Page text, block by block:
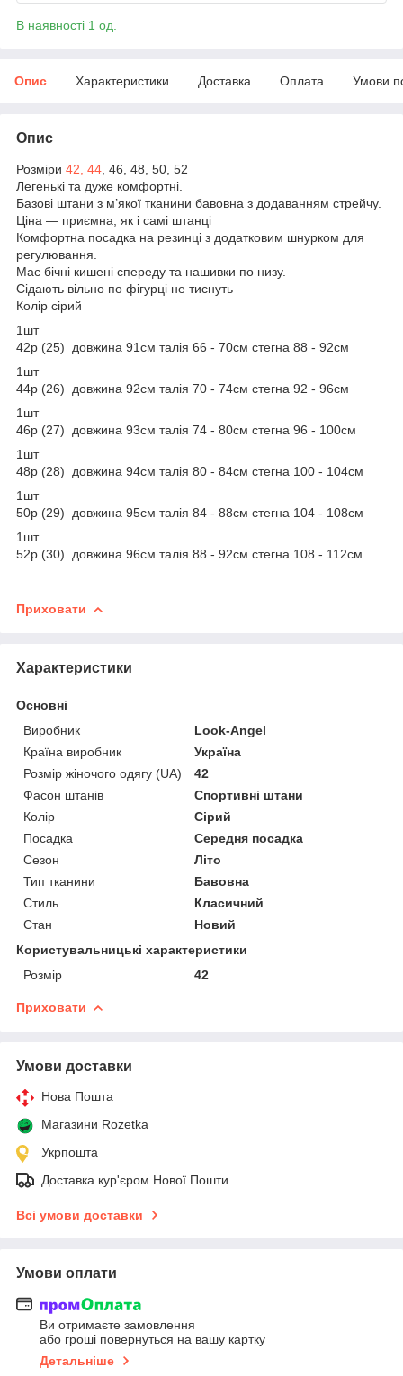
В наявності 1 од.
Опис Характеристики Доставка Оплата Умови
Опис
Розміри 42, 44 , 46, 48, 50, 52
Легенькі та дуже комфортні.
Базові штани з м’якої тканини бавовна з додаванням стрейчу.
Ціна — приємна, як і самі штанці
Комфортна посадка на резинці з додатковим шнурком для
регулювання.
Має бічні кишені спереду та нашивки по низу.
Сідають вільно по фігурці не тиснуть
Колір сірий
1шт
42р (25) довжина 91см талія 66 - 70см стегна 88 - 92см
1шт
44р (26) довжина 92см талія 70 - 74см стегна 92 - 96см
1шт
46р (27) довжина 93см талія 74 - 80см стегна 96 - 100см
1шт
48р (28) довжина 94см талія 80 - 84см стегна 100 - 104см
1шт
50р (29) довжина 95см талія 84 - 88см стегна 104 - 108см
1шт
52р (30) довжина 96см талія 88 - 92см стегна 108 - 112см
Приховати
Характеристики
Основні
Виробник
Look-Angel
Країна виробник
Україна
Розмір жіночого одягу (UA)
42
Фасон штанів
Спортивні штани
Колір
Сірий
Посадка
Середня посадка
Сезон
Літо
Тип тканини
Бавовна
Стиль
Класичний
Стан
Новий
Користувальницькі характеристики
Розмір
42
Приховати
Умови доставки
Нова Пошта
Магазини Rozetka
Укрпошта
Доставка кур'єром Нової Пошти
Всі умови доставки
Умови оплати
Ви отримаєте замовлення
або гроші повернуться на вашу картку
Детальніше